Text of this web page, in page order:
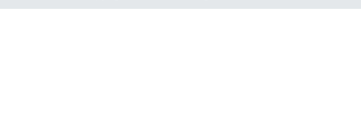
因此，谈及“提取现金”，更准确...